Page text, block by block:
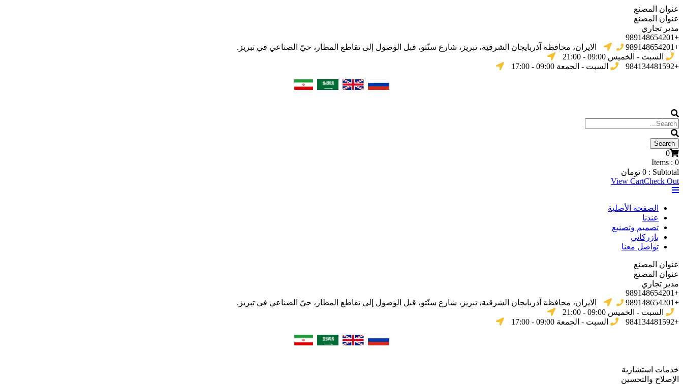
عنوان المصنع
عنوان المصنع
مدير تجاري
+989148654201
+989148654201
الایران، محافظة آذربایجان الشرقیة، تبریز، شارع سنّتو، قبل الوصول إلى تقاطع المطار، حيّ الصناعي في تبریز.
السبت - الخميس 09:00 - 21:00
+984134481592
السبت - الجمعة 09:00 - 17:00
0
Items : 0
Subtotal :
0 تومان
View CartCheck Out
الصفحة الأصلية
عندنا
تصميم وتصنيع
بازركاني
تواصل معنا
عنوان المصنع
عنوان المصنع
مدير تجاري
+989148654201
+989148654201
الایران، محافظة آذربایجان الشرقیة، تبریز، شارع سنّتو، قبل الوصول إلى تقاطع المطار، حيّ الصناعي في تبریز.
السبت - الخميس 09:00 - 21:00
+984134481592
السبت - الجمعة 09:00 - 17:00
خدمات استشارية
الإصلاح والتحسين